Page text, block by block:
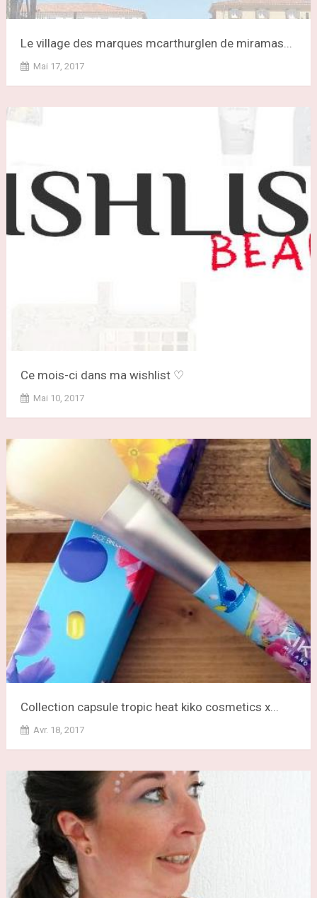
Le village des marques mcarthurglen de miramas...
Mai 17, 2017
Ce mois-ci dans ma wishlist ♡
Mai 10, 2017
Collection capsule tropic heat kiko cosmetics x...
Avr. 18, 2017